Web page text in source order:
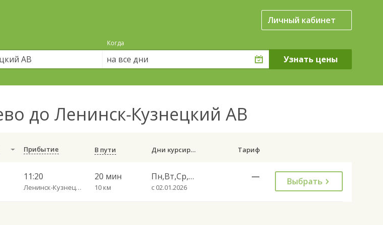
Личный кабинет
Когда
на все дни
до Ленинск-Кузнецкий АВ
Прибытие В пути Дни курсирования Тариф
11:20
Ленинск-Кузнецкий АВ
20 мин
10 км
Пн,Вт,Ср,Чт,Пт,Сб
с 02.01.2026
— Выбрать